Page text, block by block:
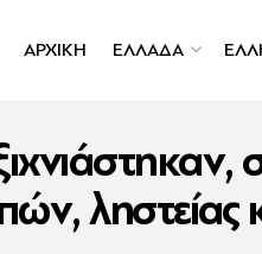
ΑΡΧΙΚΗ ΕΛΛΑΔΑ
ληστείας